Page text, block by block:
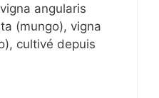
angularis
(mungo), vigna
cultivé depuis